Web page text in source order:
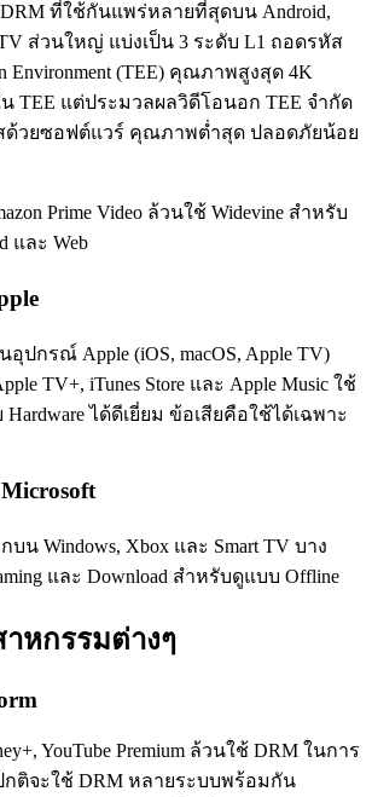
DRM ที่ใช้กันแพร่หลายที่สุดบน Android,
TV ส่วนใหญ่ แบ่งเป็น 3 ระดับ L1 ถอดรหัส
Environment (TEE) คุณภาพสูงสุด 4K
TEE แต่ประมวลผลวิดีโอนอก TEE จำกัด
ด้วยซอฟต์แวร์ คุณภาพต่ำสุด ปลอดภัยน้อย
Prime Video ล้วนใช้ Widevine สำหรับ
และ Web
อุปกรณ์ Apple (iOS, macOS, Apple TV)
TV+, iTunes Store และ Apple Music ใช้
ได้ดีเยี่ยม ข้อเสียคือใช้ได้เฉพาะ
บน Windows, Xbox และ Smart TV บาง
และ Download สำหรับดูแบบ Offline
หกรรมต่างๆ
YouTube Premium ล้วนใช้ DRM ในการ
กติจะใช้ DRM หลายระบบพร้อมกัน